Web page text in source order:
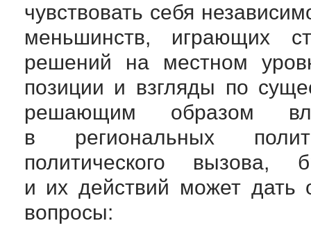
чувствовать себя
меньшинств, играющих
решений на местном
позиции и взгляды по
решающим образом
в региональных
политического вызова,
и их действий может дать
вопросы: